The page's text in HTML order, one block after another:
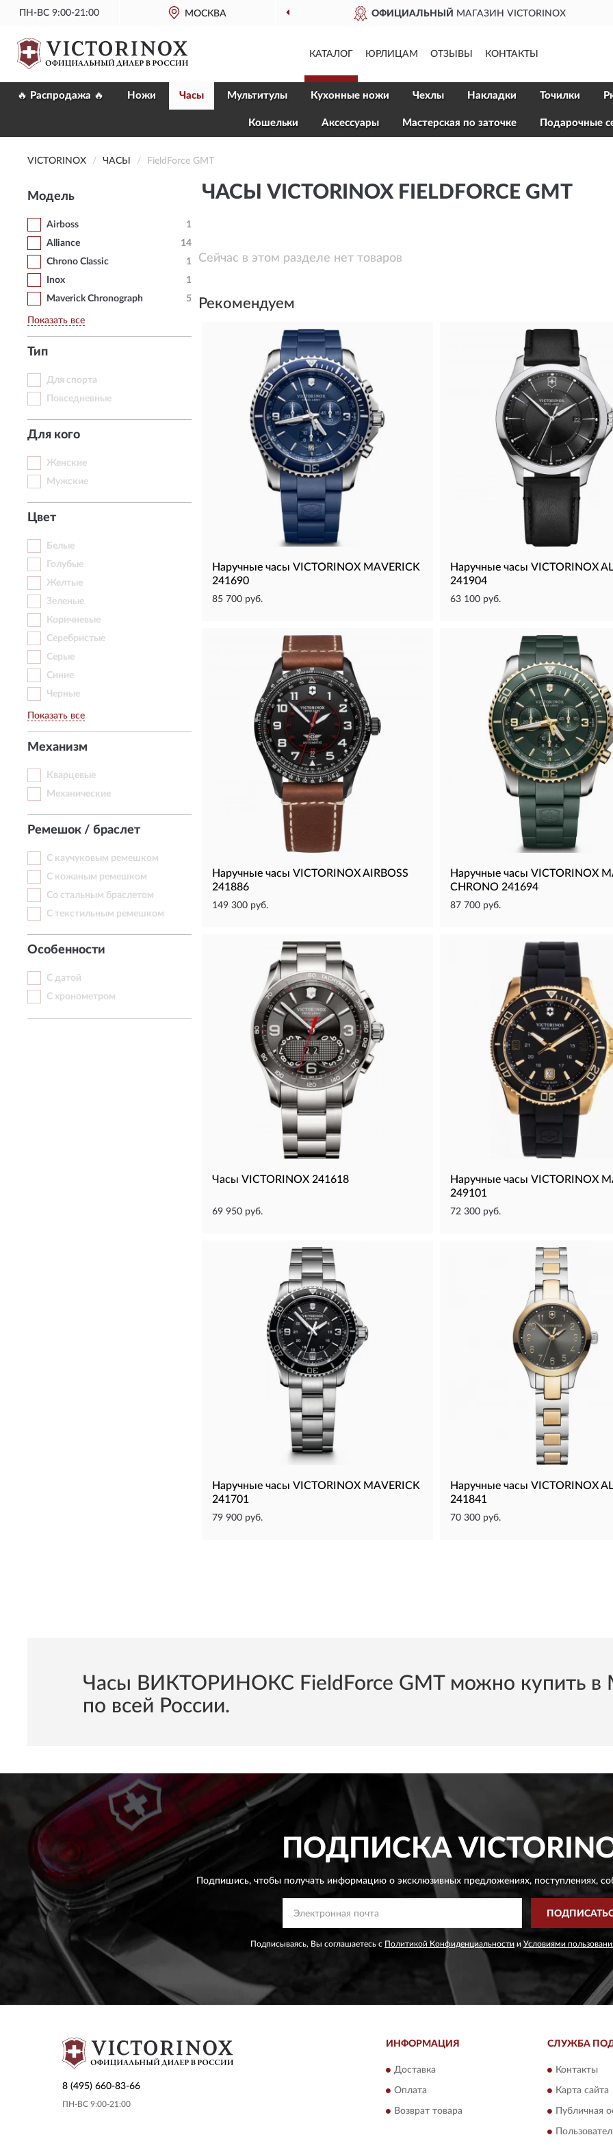
ПН-ВС 9:00-21:00 МОСКВА ОФИЦИАЛЬНЫЙ МАГАЗИН VICTORINOX
КАТАЛОГ ЮРЛИЦАМ ОТЗЫВЫ КОНТАКТЫ
🔥 Распродажа 🔥 Ножи Часы Мультитулы Кухонные ножи Чехлы Накладки Точилки
Кошельки Aксессуары Мастерская по заточке Подарочные
VICTORINOX ЧАСЫ FieldForce GMT
Модель
Airboss
1
Alliance
14
Chrono Classic
1
Inox
1
Maverick Chronograph
5
Показать все
Тип
Для спорта
Повседневные
Для кого
Женские
Мужские
Цвет
Белые
Голубые
Желтые
Зеленые
Коричневые
Серебристые
Серые
Синие
Черные
Показать все
Механизм
Кварцевые
Механические
Ремешок / браслет
С каучуковым ремешком
С кожаным ремешком
Со стальным браслетом
С текстильным ремешком
Особенности
С датой
С хронометром
ЧАСЫ VICTORINOX FIELDFORCE GMT
Сейчас в этом разделе нет товаров
Рекомендуем
Наручные часы VICTORINOX MAVERICK
241690
85 700 руб.
Наручные часы VICTORINOX
241904
63 100 руб.
Наручные часы VICTORINOX AIRBOSS
241886
149 300 руб.
Наручные часы VICTORINOX
CHRONO 241694
87 700 руб.
Часы VICTORINOX 241618
69 950 руб.
Наручные часы VICTORINOX
249101
72 300 руб.
Наручные часы VICTORINOX MAVERICK
241701
79 900 руб.
Наручные часы VICTORINOX
241841
70 300 руб.
Часы ВИКТОРИНОКС FieldForce GMT можно купить в
по всей России.
ПОДПИСКА
Подпишись, чтобы получать информацию о эксклюзивных предложениях,поступлениях,
Подписываясь, Вы соглашаетесь с Политикой Конфиденциальности и Условиями
8 (495) 660-83-66
ПН-ВС 9:00-21:00
ИНФОРМАЦИЯ
Доставка
Оплата
Возврат товара
СЛУЖБА
Контакты
Карта сайта
Публичная